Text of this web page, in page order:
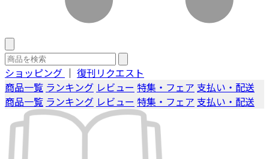
ショッピング ｜ 復刊リクエスト
商品一覧 ランキング レビュー 特集・フェア 支払い・配送
商品一覧 ランキング レビュー 特集・フェア 支払い・配送